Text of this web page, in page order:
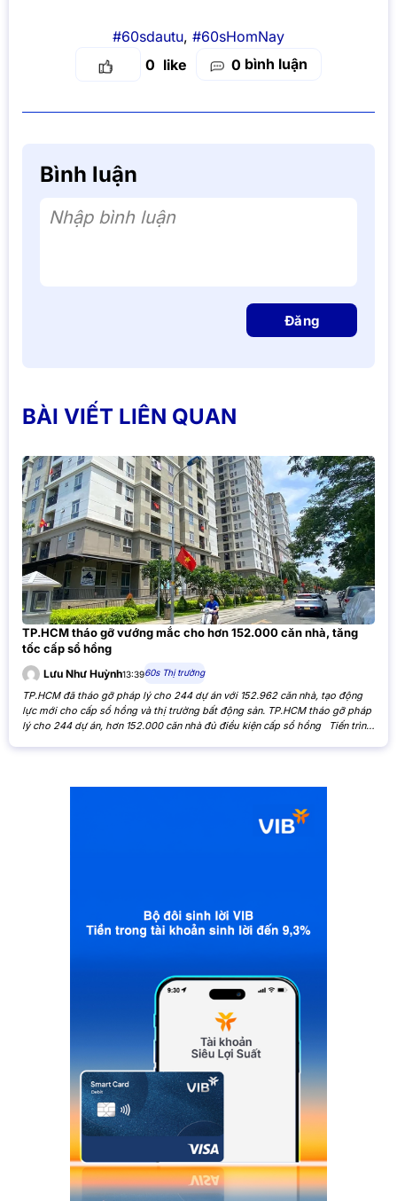
#60sdautu, #60sHomNay
0
0 bình luận
Bình luận
Nhập bình luận
Đăng
BÀI VIẾT LIÊN QUAN
TP.HCM tháo gỡ vướng mắc cho hơn 152.000 căn nhà, tăng
tốc cấp sổ hồng
Lưu Như Huỳnh13:3960s Thị trường
TP.HCM đã tháo gỡ pháp lý cho 244 dự án với 152.962 căn nhà, tạo động
lực mới cho cấp sổ hồng và thị trường bất động sản. TP.HCM tháo gỡ pháp
lý cho 244 dự án, hơn 152.000 căn nhà đủ điều kiện cấp sổ hồng Tiến trình